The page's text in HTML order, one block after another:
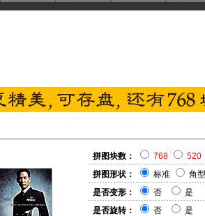
拼图块数： 768
520
拼图形状：
标准
角型
是否变形：
否
是
是否旋转：
否 是